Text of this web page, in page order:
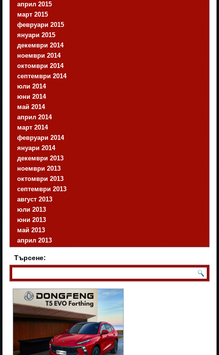
април 2015
март 2015
февруари 2015
януари 2015
декември 2014
ноември 2014
октомври 2014
септември 2014
юли 2014
юни 2014
май 2014
април 2014
март 2014
февруари 2014
януари 2014
декември 2013
ноември 2013
октомври 2013
септември 2013
август 2013
юли 2013
юни 2013
май 2013
април 2013
Търсене: